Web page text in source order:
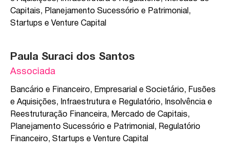
Capitais, Planejamento Sucessório e Patrimonial ,
Startups e Venture Capital
Paula Suraci dos Santos
Associada
Bancário e Financeiro, Empresarial e Societário, Fusões
e Aquisições, Infraestrutura e Regulatório,
Insolvência e
Reestruturação Financeira, Mercado de Capitais,
Planejamento Sucessório e Patrimonial , Regulatório
Financeiro, Startups e Venture Capital